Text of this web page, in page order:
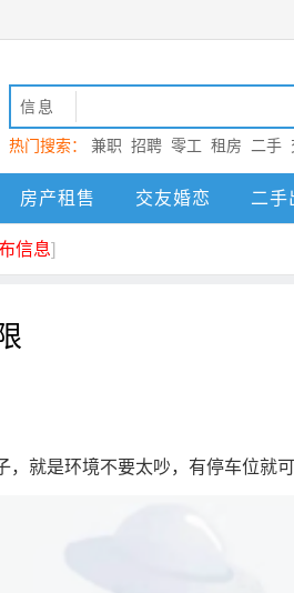
信息
热门搜索： 兼职 招聘 零工 租房 二手
动 黄岩
房产租售 交友婚恋 二手
信息]
就是环境不要太吵，有停车位就